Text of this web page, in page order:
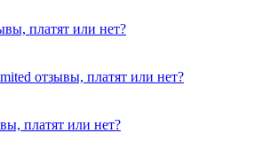
платят или нет?
отзывы, платят или нет?
платят или нет?